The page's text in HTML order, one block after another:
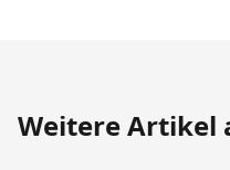
Weitere Artikel